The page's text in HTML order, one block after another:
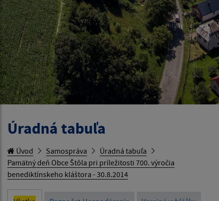
Úradná tabuľa
Úvod Samospráva
Úradná tabuľa
Pamätný deň Obce Štôla pri príležitosti 700. výročia
benediktínskeho kláštora - 30.8.2014